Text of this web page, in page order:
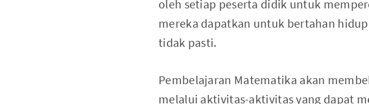
oleh setiap peserta didik untuk
mereka dapatkan untuk bertahan
tidak pasti.
Pembelajaran Matematika akan
melalui aktivitas-aktivitas yang dapat